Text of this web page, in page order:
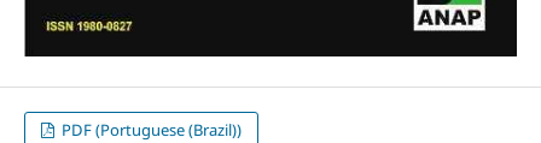
PDF (Portuguese (Brazil))